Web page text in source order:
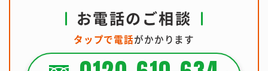
お電話のご相談
タップで電話がかかります